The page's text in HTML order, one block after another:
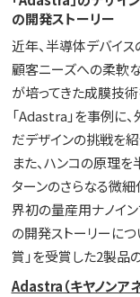
の開発ストーリー
近年、半導体デバイ
顧客ニーズへの柔軟
が培ってきた成膜技
「Adastra」を事例に
だデザインの挑戦を紹
また、ハンコの原理
ターンのさらなる微
界初の量産用ナノイ
の開発ストーリーにつ
賞」を受賞した2製品
Adastra（キヤノンア